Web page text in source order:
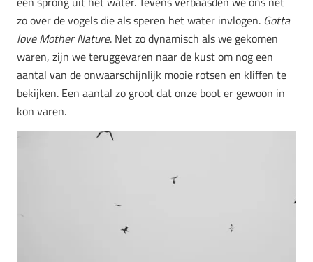
zo over de vogels die als speren het water invlogen. Gotta
love Mother Nature. Net zo dynamisch als we gekomen
waren, zijn we teruggevaren naar de kust om nog een
aantal van de onwaarschijnlijk mooie rotsen en kliffen te
bekijken. Een aantal zo groot dat onze boot er gewoon in
kon varen.